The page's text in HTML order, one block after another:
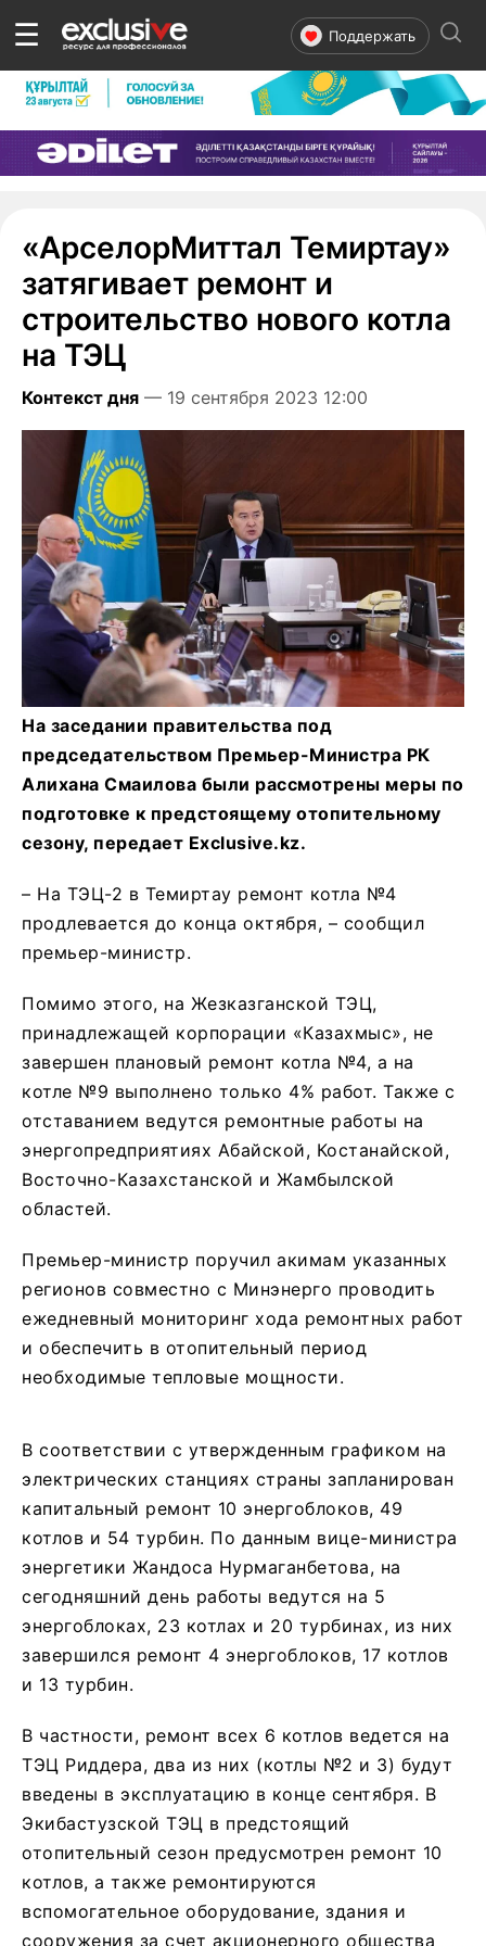
☰ Поддержать
«АрселорМиттал Темиртау»
затягивает ремонт и
строительство нового котла
на ТЭЦ
Контекст дня — 19 сентября 2023 12:00
На заседании правительства под
председательством Премьер-Министра РК
Алихана Смаилова были рассмотрены меры по
подготовке к предстоящему отопительному
сезону, передает Exclusive.kz.
– На ТЭЦ-2 в Темиртау ремонт котла №4
продлевается до конца октября, – сообщил
премьер-министр.
Помимо этого, на Жезказганской ТЭЦ,
принадлежащей корпорации «Казахмыс», не
завершен плановый ремонт котла №4, а на
котле №9 выполнено только 4% работ. Также с
отставанием ведутся ремонтные работы на
энергопредприятиях Абайской, Костанайской,
Восточно-Казахстанской и Жамбылской
областей.
Премьер-министр поручил акимам указанных
регионов совместно с Минэнерго проводить
ежедневный мониторинг хода ремонтных работ
и обеспечить в отопительный период
необходимые тепловые мощности.
В соответствии с утвержденным графиком на
электрических станциях страны запланирован
капитальный ремонт 10 энергоблоков, 49
котлов и 54 турбин. По данным вице-министра
энергетики Жандоса Нурмаганбетова, на
сегодняшний день работы ведутся на 5
энергоблоках, 23 котлах и 20 турбинах, из них
завершился ремонт 4 энергоблоков, 17 котлов
и 13 турбин.
В частности, ремонт всех 6 котлов ведется на
ТЭЦ Риддера, два из них (котлы №2 и 3) будут
введены в эксплуатацию в конце сентября. В
Экибастузской ТЭЦ в предстоящий
отопительный сезон предусмотрен ремонт 10
котлов, а также ремонтируются
вспомогательное оборудование, здания и
сооружения за счет акционерного общества